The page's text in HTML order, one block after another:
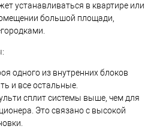
устанавливаться в квартире или
большой площади,
одного из внутренних блоков
и все остальные.
сплит системы выше, чем для
Это связано с высокой